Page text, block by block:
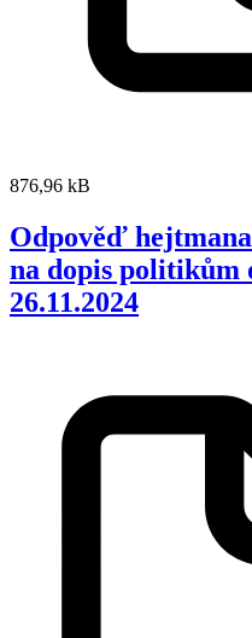
876,96 kB
Odpověď
na dopis politikům
26.11.2024